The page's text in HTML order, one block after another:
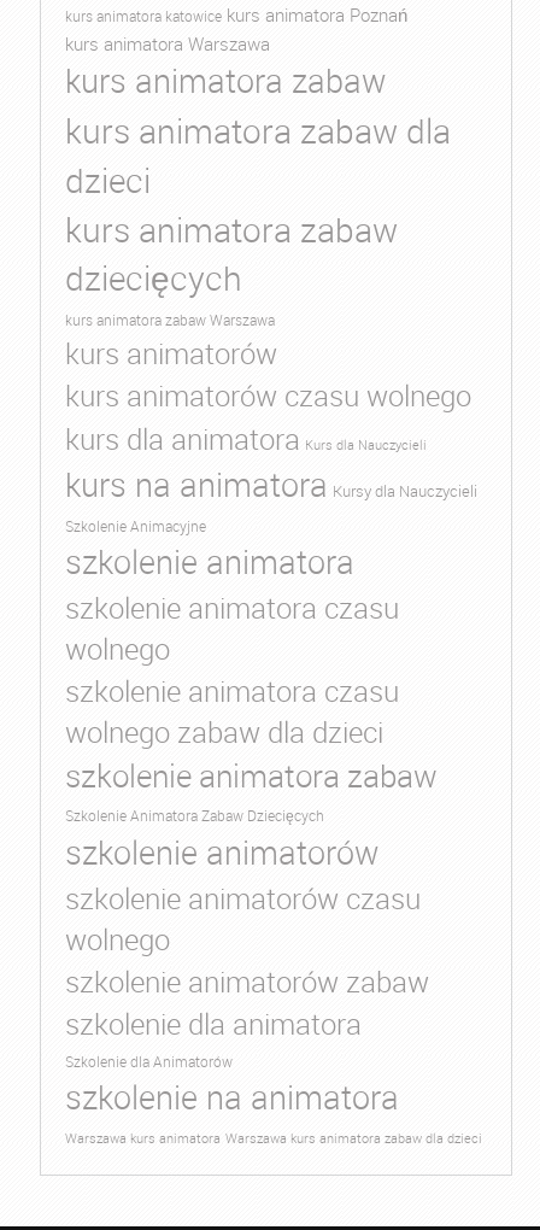
kurs animatora katowice kurs animatora Poznań
kurs animatora Warszawa
kurs animatora zabaw
kurs animatora zabaw dla
dzieci
kurs animatora zabaw
dziecięcych
kurs animatora zabaw Warszawa
kurs animatorów
kurs animatorów czasu wolnego
kurs dla animatora Kurs dla Nauczycieli
kurs na animatora Kursy dla Nauczycieli
Szkolenie Animacyjne
szkolenie animatora
szkolenie animatora czasu
wolnego
szkolenie animatora czasu
wolnego zabaw dla dzieci
szkolenie animatora zabaw
Szkolenie Animatora Zabaw Dziecięcych
szkolenie animatorów
szkolenie animatorów czasu
wolnego
szkolenie animatorów zabaw
szkolenie dla animatora
Szkolenie dla Animatorów
szkolenie na animatora
Warszawa kurs animatora Warszawa kurs animatora zabaw dla dzieci